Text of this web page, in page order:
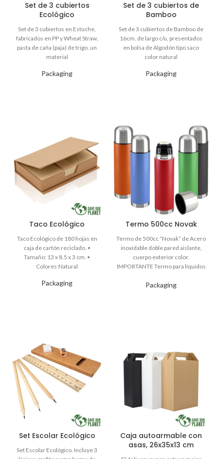
Set de 3 cubiertos
Ecológico
Packaging
Set de 3 cubiertos de
Bamboo
Packaging
Taco Ecológico
Packaging
Termo 500cc Novak
Packaging
Set Escolar Ecológico
Caja autoarmable con
asas, 26x35x13 cm